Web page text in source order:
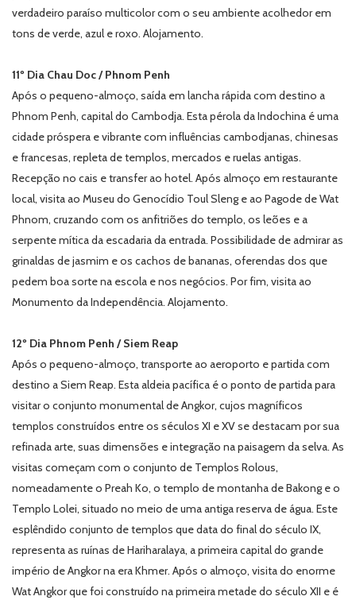
verdadeiro paraíso multicolor com o seu ambiente acolhedor em
tons de verde, azul e roxo. Alojamento.
11º Dia Chau Doc / Phnom Penh
Após o pequeno-almoço, saída em lancha rápida com destino a
Phnom Penh, capital do Cambodja. Esta pérola da Indochina é uma
cidade próspera e vibrante com influências cambodjanas, chinesas
e francesas, repleta de templos, mercados e ruelas antigas.
Recepção no cais e transfer ao hotel. Após almoço em restaurante
local, visita ao Museu do Genocídio Toul Sleng e ao Pagode de Wat
Phnom, cruzando com os anfitriões do templo, os leões e a
serpente mítica da escadaria da entrada. Possibilidade de admirar as
grinaldas de jasmim e os cachos de bananas, oferendas dos que
pedem boa sorte na escola e nos negócios. Por fim, visita ao
Monumento da Independência. Alojamento.
12º Dia Phnom Penh / Siem Reap
Após o pequeno-almoço, transporte ao aeroporto e partida com
destino a Siem Reap. Esta aldeia pacífica é o ponto de partida para
visitar o conjunto monumental de Angkor, cujos magníficos
templos construídos entre os séculos XI e XV se destacam por sua
refinada arte, suas dimensões e integração na paisagem da selva. As
visitas começam com o conjunto de Templos Rolous,
nomeadamente o Preah Ko, o templo de montanha de Bakong e o
Templo Lolei, situado no meio de uma antiga reserva de água. Este
esplêndido conjunto de templos que data do final do século IX,
representa as ruínas de Hariharalaya, a primeira capital do grande
império de Angkor na era Khmer. Após o almoço, visita do enorme
Wat Angkor que foi construído na primeira metade do século XII e é